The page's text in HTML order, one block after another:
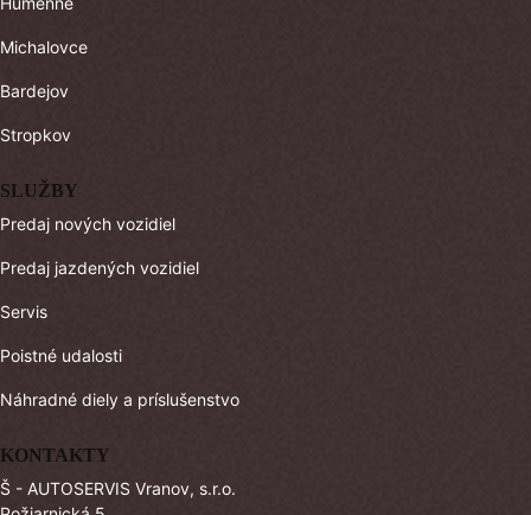
Michalovce
Bardejov
Stropkov
SLUŽBY
Predaj nových vozidiel
Predaj jazdených vozidiel
Servis
Poistné udalosti
Náhradné diely a príslušenstvo
KONTAKTY
Š - AUTOSERVIS Vranov, s.r.o.